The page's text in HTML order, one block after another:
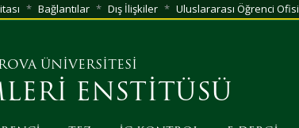
Bağlantılar Dış İlişkiler Uluslararası Öğrenci Ofisi
ÜNİVERSİTESİ
ENSTİTÜSÜ